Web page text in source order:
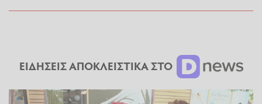
ΕΙΔΗΣΕΙΣ ΑΠΟΚΛΕΙΣΤΙΚΑ ΣΤΟ